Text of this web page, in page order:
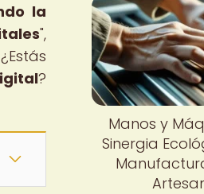
la
",
?
Manos y
Sinergia